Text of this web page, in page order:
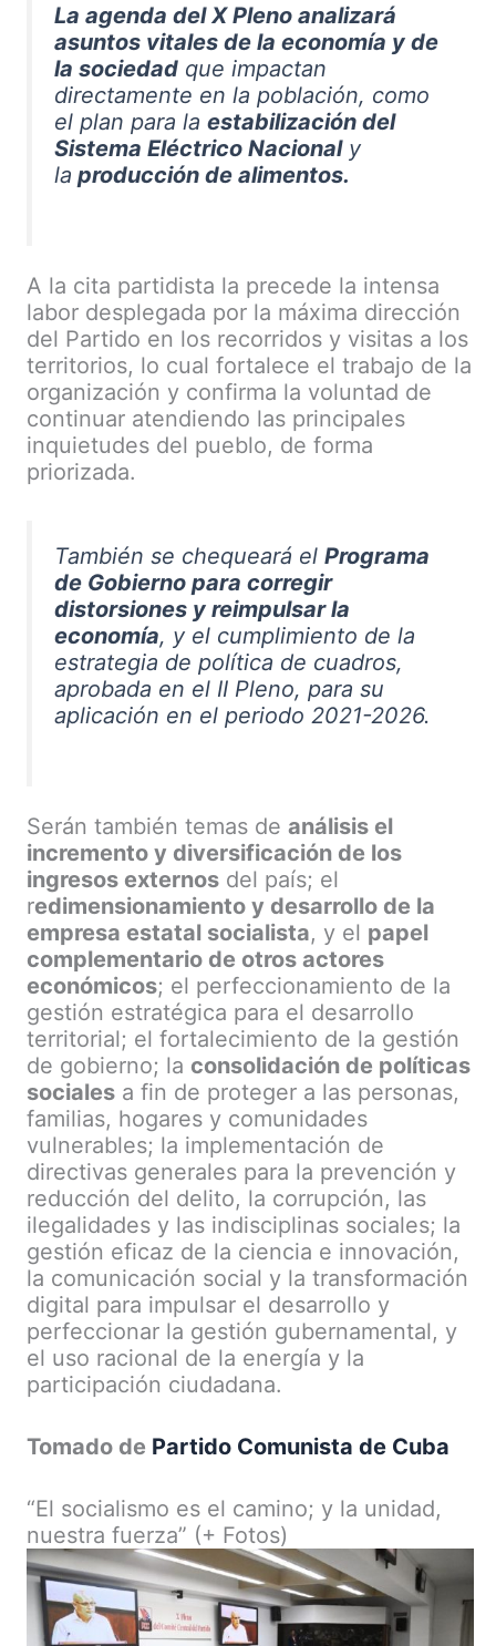
La agenda del X Pleno analizará
asuntos vitales de la economía y de
la sociedad que impactan
directamente en la población, como
el plan para la estabilización del
Sistema Eléctrico Nacionaly
la producción de alimentos.
A la cita partidista la precede la intensa
labor desplegada por la máxima dirección
del Partido en los recorridos y visitas a los
territorios, lo cual fortalece el trabajo de la
organización y confirma la voluntad de
continuar atendiendo las principales
inquietudes del pueblo, de forma
priorizada.
También se chequeará el Programa
de Gobierno para corregir
distorsiones y reimpulsar la
economía, y el cumplimiento de la
estrategia de política de cuadros,
aprobada en el II Pleno, para su
aplicación en el periodo 2021-2026.
Serán también temas de análisis el
incremento y diversificación de los
ingresos externos del país; el
redimensionamiento y desarrollo de la
empresa estatal socialista, y el papel
complementario de otros actores
económicos; el perfeccionamiento de la
gestión estratégica para el desarrollo
territorial; el fortalecimiento de la gestión
de gobierno; la consolidación de políticas
sociales a fin de proteger a las personas,
familias, hogares y comunidades
vulnerables; la implementación de
directivas generales para la prevención y
reducción del delito, la corrupción, las
ilegalidades y las indisciplinas sociales; la
gestión eficaz de la ciencia e innovación,
la comunicación social y la transformación
digital para impulsar el desarrollo y
perfeccionar la gestión gubernamental, y
el uso racional de la energía y la
participación ciudadana.
Tomado de Partido Comunista de Cuba
“El socialismo es el camino; y la unidad,
nuestra fuerza” (+ Fotos)